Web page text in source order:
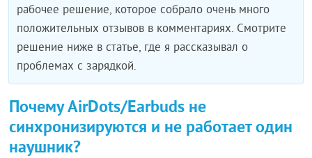
рабочее решение, которое собрало очень много
положительных отзывов в комментариях. Смотрите
решение ниже в статье, где я рассказывал о
проблемах с зарядкой.
Почему AirDots/Earbuds не
синхронизируются и не работает один
наушник?